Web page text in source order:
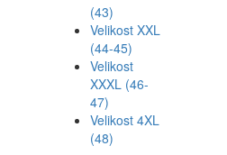
(43)
Velikost XXL
(44-45)
Velikost
XXXL (46-
47)
Velikost 4XL
(48)